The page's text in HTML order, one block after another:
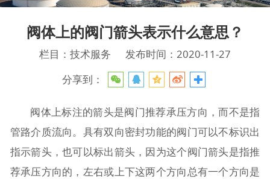
阀体上的阀门箭头表示什么意思？
栏目：技术服务
发布时间：2020-11-27
分享到：
阀体上标注的箭头是阀门推荐承压方向，而不是指
管路介质流向。具有双向密封功能的阀门可以不标识出
指示箭头，也可以标出箭头，因为这个阀门箭头是指推
荐承压方向的，左右或上下这两个方向总有一个方向是